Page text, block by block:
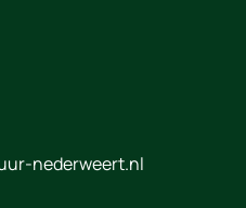
nederweert.nl